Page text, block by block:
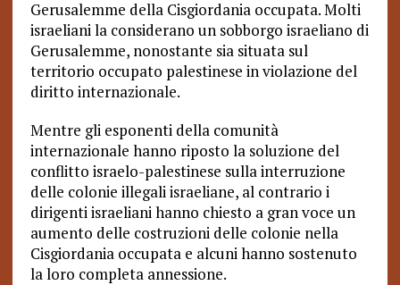
Gerusalemme della Cisgiordania occupata. Molti
israeliani la considerano un sobborgo israeliano di
Gerusalemme, nonostante sia situata sul
territorio occupato palestinese in violazione del
diritto internazionale.
Mentre gli esponenti della comunità
internazionale hanno riposto la soluzione del
conflitto israelo-palestinese sulla interruzione
delle colonie illegali israeliane, al contrario i
dirigenti israeliani hanno chiesto a gran voce un
aumento delle costruzioni delle colonie nella
Cisgiordania occupata e alcuni hanno sostenuto
laloro completa annessione.